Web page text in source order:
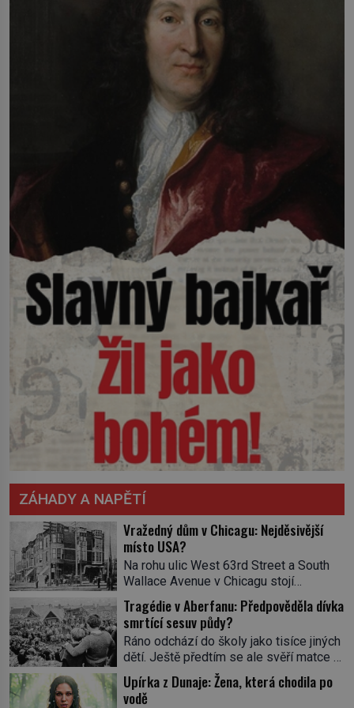
ZÁHADY A NAPĚTÍ
Vražedný dům v Chicagu: Nejděsivější
místo USA?
Na rohu ulic West 63rd Street a South
Wallace Avenue v Chicagu stojí
nenápadná pošta. Nemá žádný speciální
nápis ani pamětní desku. A přesto prý
místní zaměstnanci neradi chodí do
sklepa. Právě tady totiž sídlil sériový
vrah H. H. Holmes a také
nejpropracovanější past na lidi
v dějinách americké kriminalistiky.
Tragédie v Aberfanu: Předpověděla dívka
smrtící sesuv půdy?
Ráno odchází do školy jako tisíce jiných
dětí. Ještě předtím se ale svěří matce s
podivným snem. Ve škole, kterou dobře
zná, tentokrát nevidí budovu ani
spolužáky. Místo nich se před ní tyčí
Upírka z Dunaje: Žena, která chodila po
vodě